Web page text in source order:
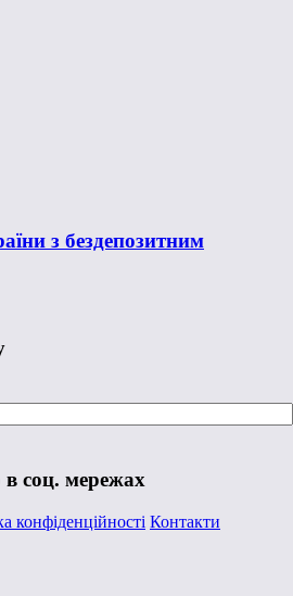
з бездепозитним
в соц. мережах
конфіденційності Контакти